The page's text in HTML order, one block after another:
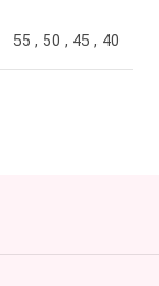
40
,
45
,
50
,
55